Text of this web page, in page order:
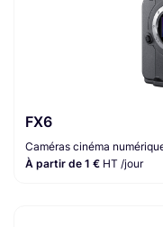
FX6
Caméras cinéma
À partir de 1 € HT /jour